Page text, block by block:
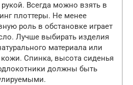
рукой. Всегда можно взять в
плоттеры. Не менее
роль в обстановке играет
Лучше выбирать изделия
материала или
Спинка, высота сиденья
должны быть